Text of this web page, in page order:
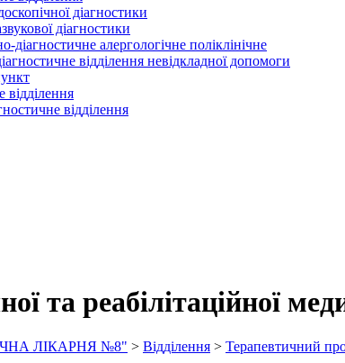
діагностики
діагностики
діагностичне алергологічне поліклінічне
відділення невідкладної допомоги
відділення
відділення
та реабілітаційної
ЛІКАРНЯ №8" > Відділення > Терапевтичний